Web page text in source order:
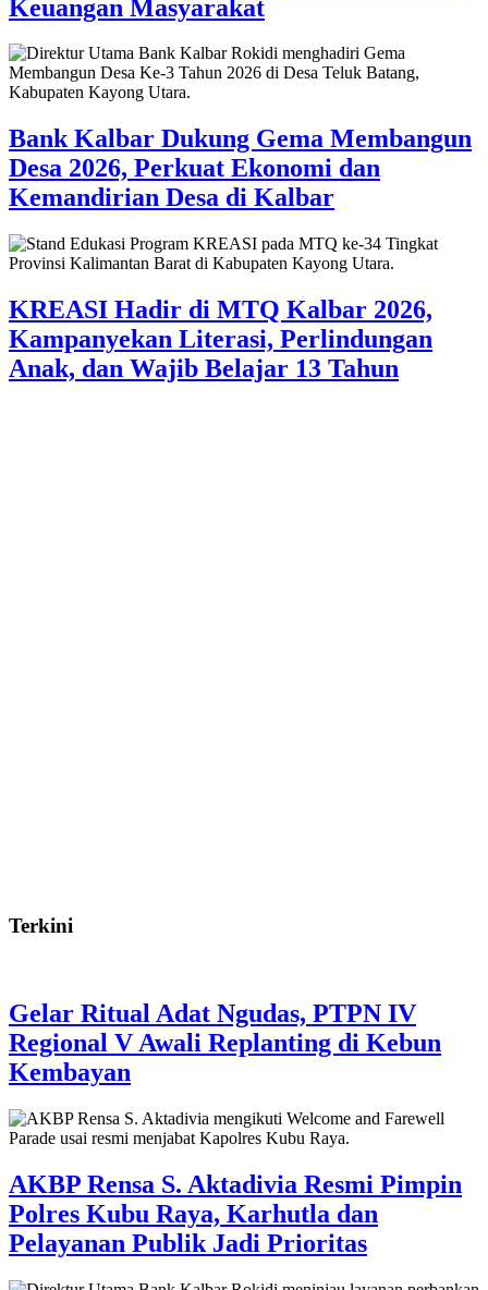
Keuangan Masyarakat
Bank Kalbar Dukung Gema Membangun
Desa 2026, Perkuat Ekonomi dan
Kemandirian Desa di Kalbar
KREASI Hadir di MTQ Kalbar 2026,
Kampanyekan Literasi, Perlindungan
Anak, dan Wajib Belajar 13 Tahun
Terkini
Gelar Ritual Adat Ngudas, PTPN IV
Regional V Awali Replanting di Kebun
Kembayan
AKBP Rensa S. Aktadivia Resmi Pimpin
Polres Kubu Raya, Karhutla dan
Pelayanan Publik Jadi Prioritas